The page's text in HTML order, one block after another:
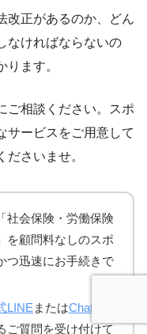
改正があるのか、どん
なければならないの
ます。
ご相談ください。スポ
サービスをご用意して
さいませ。
社会保険・労働保険
を顧問料なしのスポ
つ迅速にお手続きで
LINE またはChatwork
ご質問を受け付けて